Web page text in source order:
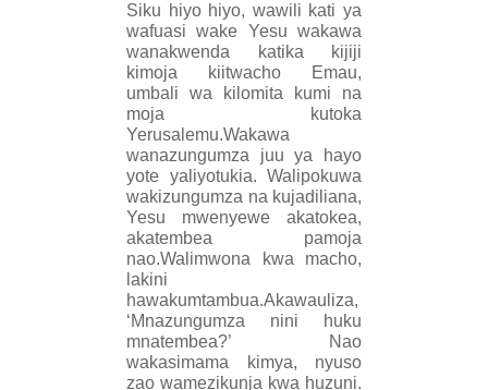
Siku hiyo hiyo, wawili kati ya
wafuasi wake Yesu wakawa
wanakwenda katika kijiji
kimoja kiitwacho Emau,
umbali wa kilomita kumi na
moja kutoka
Yerusalemu.Wakawa
wanazungumza juu ya hayo
yote yaliyotukia. Walipokuwa
wakizungumza na kujadiliana,
Yesu mwenyewe akatokea,
akatembea pamoja
nao.Walimwona kwa macho,
lakini
hawakumtambua.Akawauliza,
‘Mnazungumza nini huku
mnatembea?’ Nao
wakasimama kimya, nyuso
zao wamezikunja kwa huzuni.